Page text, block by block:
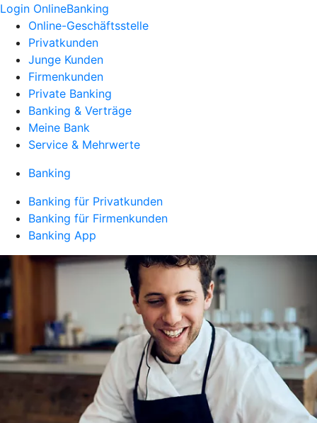
Login OnlineBanking
Online-Geschäftsstelle
Privatkunden
Junge Kunden
Firmenkunden
Private Banking
Banking & Verträge
Meine Bank
Service & Mehrwerte
Banking
Banking für Privatkunden
Banking für Firmenkunden
Banking App